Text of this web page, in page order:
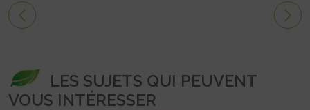
LES SUJETS QUI PEUVENT
VOUS INTÉRESSER